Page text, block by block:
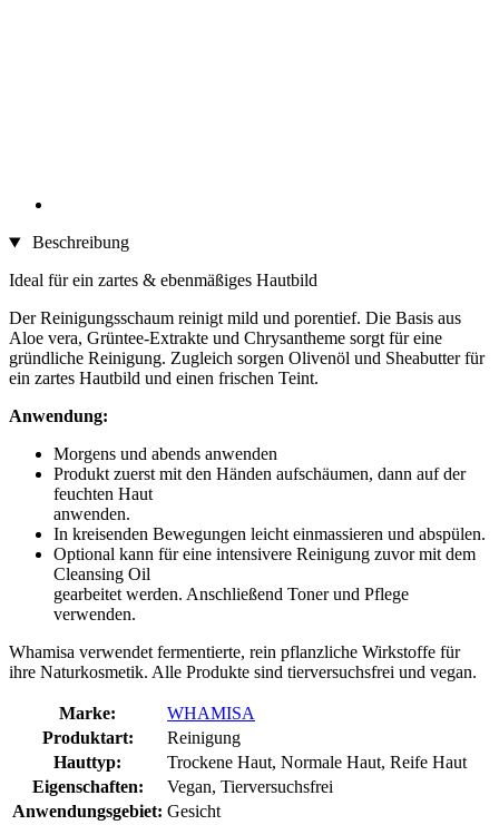
Beschreibung
Ideal für ein zartes & ebenmäßiges Hautbild
Der Reinigungsschaum reinigt mild und porentief. Die Basis aus
Aloe vera, Grüntee-Extrakte und Chrysantheme sorgt für eine
gründliche Reinigung. Zugleich sorgen Olivenöl und Sheabutter für
ein zartes Hautbild und einen frischen Teint.
Anwendung:
Morgens und abends anwenden
Produkt zuerst mit den Händen aufschäumen, dann auf der
feuchten Haut
anwenden.
In kreisenden Bewegungen leicht einmassieren und abspülen.
Optional kann für eine intensivere Reinigung zuvor mit dem
Cleansing Oil
gearbeitet werden. Anschließend Toner und Pflege
verwenden.
Whamisa verwendet fermentierte, rein pflanzliche Wirkstoffe für
ihre Naturkosmetik. Alle Produkte sind tierversuchsfrei und vegan.
Marke:
WHAMISA
Produktart:
Reinigung
Hauttyp:
Trockene Haut, Normale Haut, Reife Haut
Eigenschaften:
Vegan, Tierversuchsfrei
Anwendungsgebiet: Gesicht